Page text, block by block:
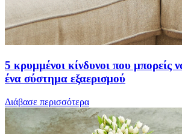
5 κρυμμένοι κίνδυνοι που μπορείς
ένα σύστημα εξαερισμού
Διάβασε περισσότερα